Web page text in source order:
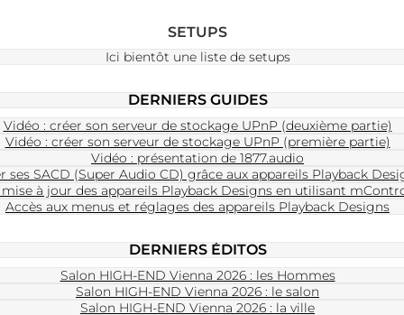
SETUPS
Ici bientôt une liste de setups
DERNIERS GUIDES
Vidéo : créer son serveur de stockage UPnP (deuxième partie)
Vidéo : créer son serveur de stockage UPnP (première partie)
Vidéo : présentation de 1877.audio
ses SACD (Super Audio CD) grâce aux appareils Playback
mise à jour des appareils Playback Designs en utilisant
Accès aux menus et réglages des appareils Playback Designs
DERNIERS ÉDITOS
Salon HIGH-END Vienna 2026 : les Hommes
Salon HIGH-END Vienna 2026 : le salon
Salon HIGH-END Vienna 2026 : la ville